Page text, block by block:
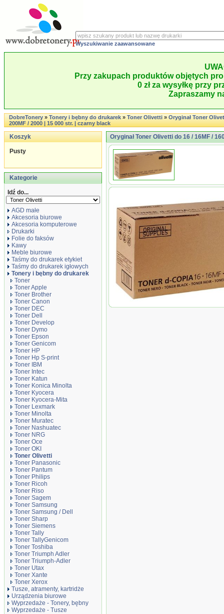
Wyszukiwanie zaawansowane
Przy zakupach produktów objętych
0 zł za wysyłkę przy
Zapraszamy
DobreTonery»Tonery i bębny do drukarek»Toner Olivetti»Oryginał Toner
200MF / 2000 | 15 000 str. | czarny black
Koszyk
Pusty
Kategorie
Idź do...
AGD małe
Akcesoria biurowe
Akcesoria komputerowe
Drukarki
Folie do faksów
Kawy
Meble biurowe
Taśmy do drukarek etykiet
Taśmy do drukarek igłowych
Tonery i bębny do drukarek
Toner
Toner Apple
Toner Brother
Toner Canon
Toner DEC
Toner Dell
Toner Develop
Toner Dymo
Toner Epson
Toner Genicom
Toner HP
Toner Hp S-print
Toner IBM
Toner Intec
Toner Katun
Toner Konica Minolta
Toner Kyocera
Toner Kyocera-Mita
Toner Lexmark
Toner Minolta
Toner Muratec
Toner Nashuatec
Toner NRG
Toner Oce
Toner OKI
Toner Olivetti
Toner Panasonic
Toner Pantum
Toner Philips
Toner Ricoh
Toner Riso
Toner Sagem
Toner Samsung
Toner Samsung / Dell
Toner Sharp
Toner Siemens
Toner Tally
Toner TallyGenicom
Toner Toshiba
Toner Triumph Adler
Toner Triumph-Adler
Toner Utax
Toner Xante
Toner Xerox
Tusze, atramenty, kartridże
Urządzenia biurowe
Wyprzedaże - Tonery, bębny
Wyprzedaże - Tusze
Oryginał Toner Olivetti do 16 / 16MF /
Oryginał Toner Olivetti do 16 / 16MF /